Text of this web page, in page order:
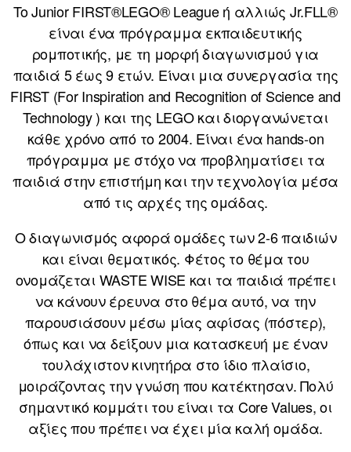
To Junior FIRST®LEGO® League ή αλλιώς Jr.FLL®
είναι ένα πρόγραμμα εκπαιδευτικής
ρομποτικής, με τη μορφή διαγωνισμού για
παιδιά 5 έως 9 ετών. Είναι μια συνεργασία της
FIRST (For Inspiration and Recognition of Science and
Technology ) και της LEGO και διοργανώνεται
κάθε χρόνο από το 2004. Είναι ένα hands-on
πρόγραμμα με στόχο να προβληματίσει τα
παιδιά στην επιστήμη και την τεχνολογία μέσα
από τις αρχές της ομάδας.
Ο διαγωνισμός αφορά ομάδες των 2-6 παιδιών
και είναι θεματικός. Φέτος το θέμα του
ονομάζεται WASTE WISE και τα παιδιά πρέπει
να κάνουν έρευνα στο θέμα αυτό, να την
παρουσιάσουν μέσω μίας αφίσας (πόστερ),
όπως και να δείξουν μια κατασκευή με έναν
τουλάχιστον κινητήρα στο ίδιο πλαίσιο,
μοιράζοντας την γνώση που κατέκτησαν. Πολύ
σημαντικό κομμάτι του είναι τα Core Values, οι
αξίες που πρέπει να έχει μία καλή ομάδα.